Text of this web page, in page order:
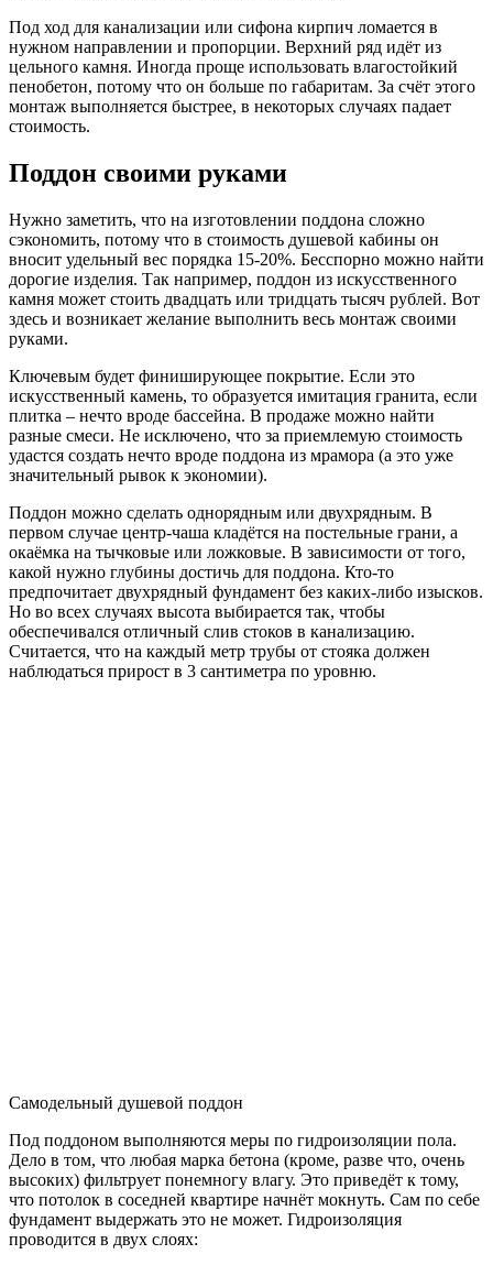
Под ход для канализации или сифона кирпич ломается в
нужном направлении и пропорции. Верхний ряд идёт из
цельного камня. Иногда проще использовать влагостойкий
пенобетон, потому что он больше по габаритам. За счёт этого
монтаж выполняется быстрее, в некоторых случаях падает
стоимость.
Поддон своими руками
Нужно заметить, что на изготовлении поддона сложно
сэкономить, потому что в стоимость душевой кабины он
вносит удельный вес порядка 15-20%. Бесспорно можно найти
дорогие изделия. Так например, поддон из искусственного
камня может стоить двадцать или тридцать тысяч рублей. Вот
здесь и возникает желание выполнить весь монтаж своими
руками.
Ключевым будет финиширующее покрытие. Если это
искусственный камень, то образуется имитация гранита, если
плитка – нечто вроде бассейна. В продаже можно найти
разные смеси. Не исключено, что за приемлемую стоимость
удастся создать нечто вроде поддона из мрамора (а это уже
значительный рывок к экономии).
Поддон можно сделать однорядным или двухрядным. В
первом случае центр-чаша кладётся на постельные грани, а
окаёмка на тычковые или ложковые. В зависимости от того,
какой нужно глубины достичь для поддона. Кто-то
предпочитает двухрядный фундамент без каких-либо изысков.
Но во всех случаях высота выбирается так, чтобы
обеспечивался отличный слив стоков в канализацию.
Считается, что на каждый метр трубы от стояка должен
наблюдаться прирост в 3 сантиметра по уровню.
Самодельный душевой поддон
Под поддоном выполняются меры по гидроизоляции пола.
Дело в том, что любая марка бетона (кроме, разве что, очень
высоких) фильтрует понемногу влагу. Это приведёт к тому,
что потолок в соседней квартире начнёт мокнуть. Сам по себе
фундамент выдержать это не может. Гидроизоляция
проводится в двух слоях: